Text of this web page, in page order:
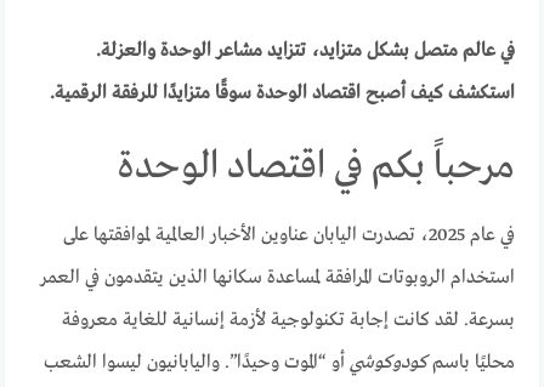
في عالم متصل بشكل متزايد، تتزايد مشاعر الوحدة والعزلة.
استكشف كيف أصبح اقتصاد الوحدة سوقًا متزايدًا للرفقة الرقمية.
مرحباً بكم في اقتصاد الوحدة
في عام 2025، تصدرت اليابان عناوين الأخبار العالمية لموافقتها على
استخدام الروبوتات المرافقة لمساعدة سكانها الذين يتقدمون في العمر
بسرعة. لقد كانت إجابة تكنولوجية لأزمة إنسانية للغاية معروفة
محليًا باسمكودوكوشي أو “الموت وحيدًا”. واليابانيون ليسوا الشعب